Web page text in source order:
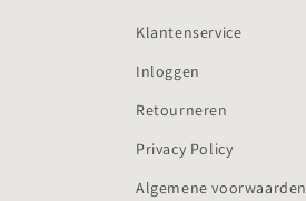
Klantenservice
Inloggen
Retourneren
Privacy Policy
Algemene voorwaarden